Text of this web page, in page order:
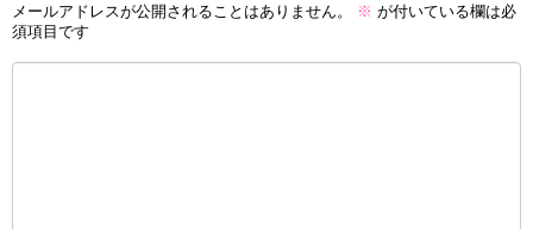
メールアドレスが公開されることはありません。 ※ が付いている欄は必
須項目です